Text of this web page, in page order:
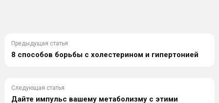
Предыдущая статья
8 способов борьбы с холестерином и гипертонией
Следующая статья
Дайте импульс вашему метаболизму с этими